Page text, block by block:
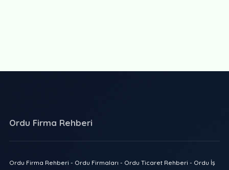
Ordu Firma Rehberi
Ordu Firma Rehberi - Ordu Firmaları - Ordu Ticaret Rehberi - Ordu İş